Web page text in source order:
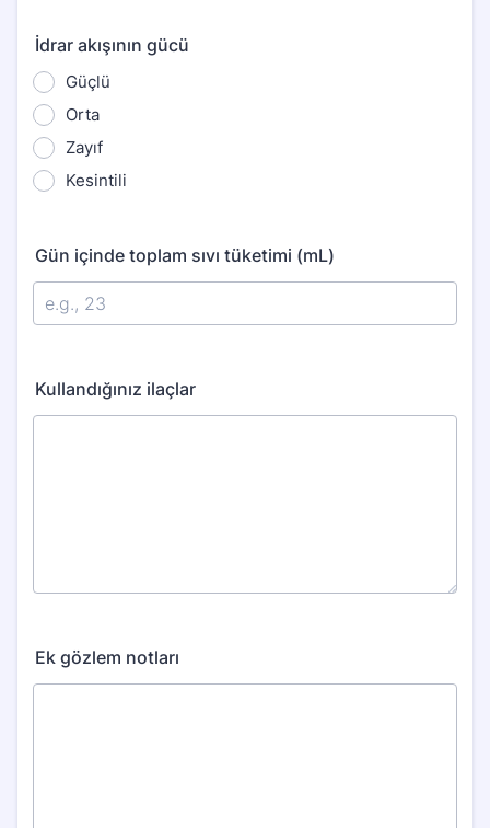
İdrar akışının gücü
Güçlü
Orta
Zayıf
Kesintili
Gün içinde toplam sıvı tüketimi (mL)
Kullandığınız ilaçlar
Ek gözlem notları